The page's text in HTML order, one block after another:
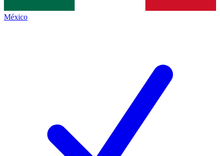
México